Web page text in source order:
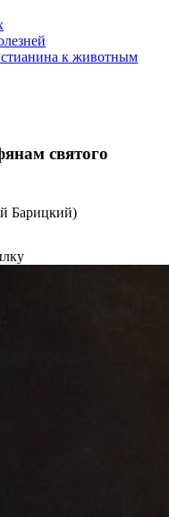
к животным
святого
Барицкий)